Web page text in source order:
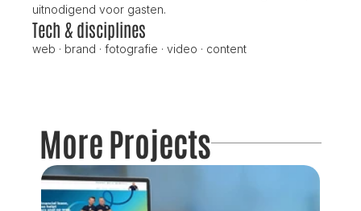
uitnodigend voor gasten.
Tech & disciplines
web · brand · fotografie · video · content
More Projects